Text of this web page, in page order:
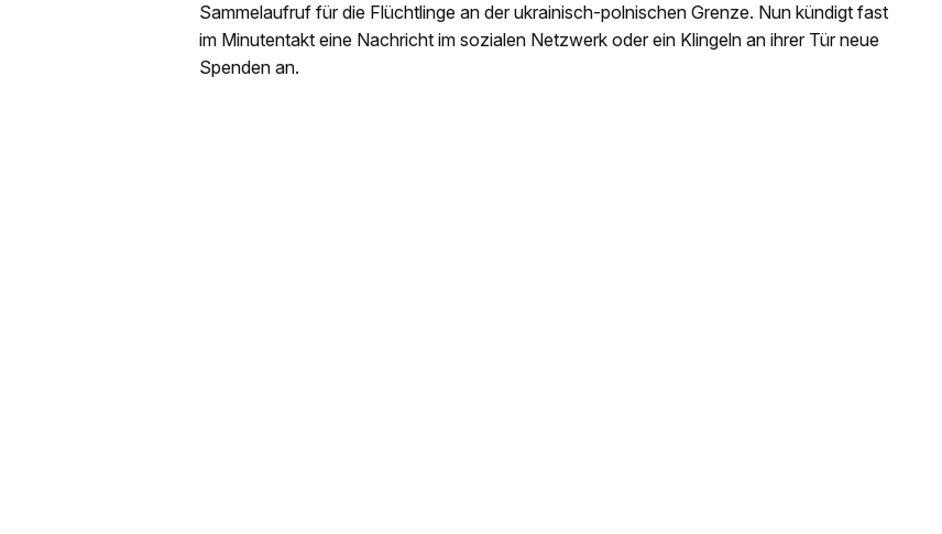
Sammelaufruf für die Flüchtlinge an der ukrainisch-polnischen Grenze. Nun kündigt fast
im Minutentakt eine Nachricht im sozialen Netzwerk oder ein Klingeln an ihrer Tür neue
Spenden an.